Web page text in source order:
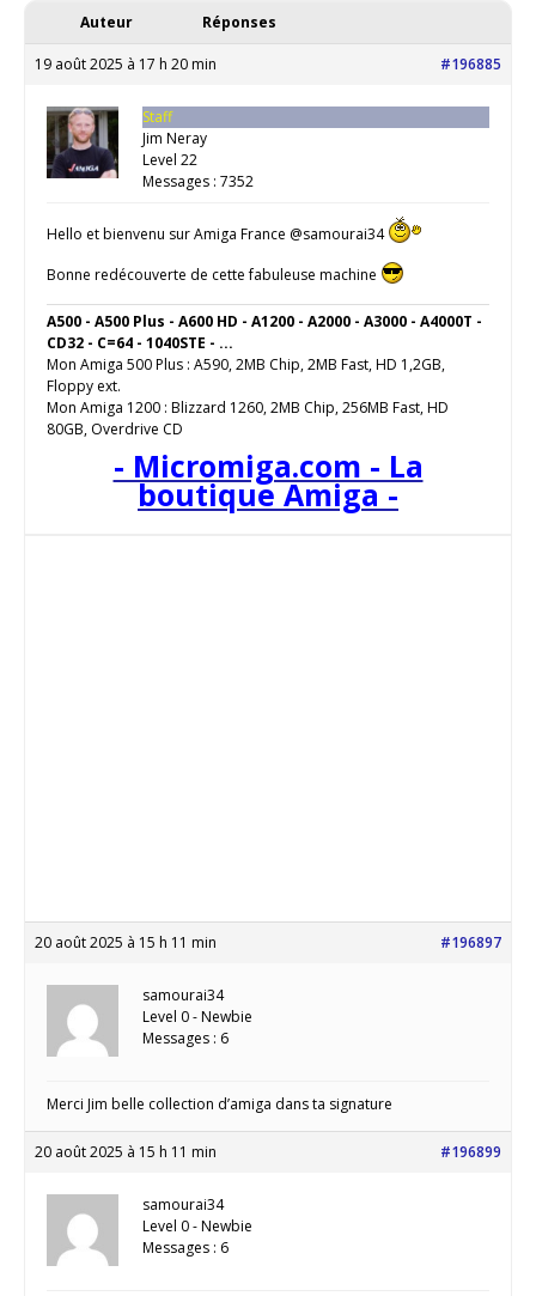
Auteur Réponses
19 août 2025 à 17 h 20 min #196885
Staff
Jim Neray
Level 22
Messages : 7352
Hello et bienvenu sur Amiga France @samourai34
Bonne redécouverte de cette fabuleuse machine
A500 - A500 Plus - A600 HD - A1200 - A2000 - A3000 - A4000T -
CD32 - C=64 - 1040STE - ...
Mon Amiga 500 Plus : A590, 2MB Chip, 2MB Fast, HD 1,2GB,
Floppy ext.
Mon Amiga 1200 : Blizzard 1260, 2MB Chip, 256MB Fast, HD
80GB, Overdrive CD
- Micromiga.com - La
boutique Amiga -
20 août 2025 à 15 h 11 min #196897
samourai34
Level 0 - Newbie
Messages : 6
Merci Jim belle collection d’amiga dans ta signature
20 août 2025 à 15 h 11 min #196899
samourai34
Level 0 - Newbie
Messages : 6